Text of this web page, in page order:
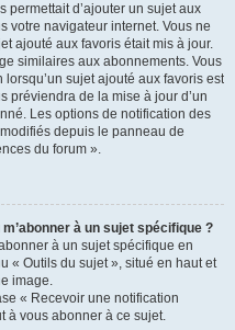
permettait d’ajouter un sujet aux
votre navigateur internet. Vous ne
ajouté aux favoris était mis à jour.
similaires aux abonnements. Vous
sujet ajouté aux favoris est
préviendra de la mise à jour d’un
Les options de notification des
depuis le panneau de
du forum ».
à un sujet spécifique ?
à un sujet spécifique en
« Outils du sujet », situé en haut et
image.
« Recevoir une notification
à vous abonner à ce sujet.